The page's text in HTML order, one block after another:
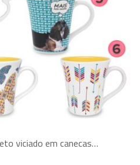
viciado em canecas…